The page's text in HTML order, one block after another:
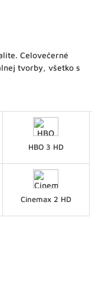
Celovečerné
tvorby, všetko s
HBO 3 HD
Cinemax 2 HD